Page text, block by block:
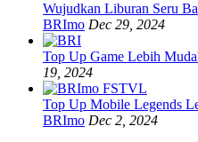
Wujudkan Liburan Seru
BRImo Dec 29, 2024
Top Up Game Lebih
19, 2024
Top Up Mobile Legends
BRImo Dec 2, 2024